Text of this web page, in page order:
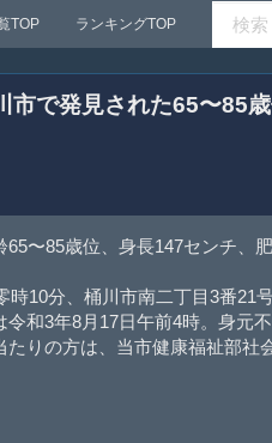
TOP ランキングTOP
市で発見された65〜85
〜85歳位、身長147センチ、
時10分、桶川市南二丁目3番21
和3年8月17日午前4時。身元
りの方は、当市健康福祉部社